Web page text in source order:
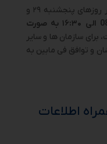
این دوره آموزشی به مدت ۱۶ ساعت در روزهای پنجشنبه ۲۹ و
08:۳۰ الی ۱۶:۳۰ به صورت
برای سازمان ها و سایر
و توافق فی مابین به
اطلاعات